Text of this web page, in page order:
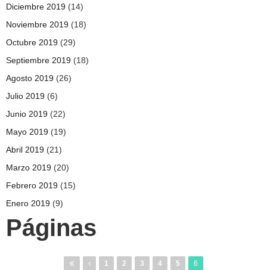
Diciembre 2019 (14)
Noviembre 2019 (18)
Octubre 2019 (29)
Septiembre 2019 (18)
Agosto 2019 (26)
Julio 2019 (6)
Junio 2019 (22)
Mayo 2019 (19)
Abril 2019 (21)
Marzo 2019 (20)
Febrero 2019 (15)
Enero 2019 (9)
Páginas
1 2 3 4 5 6